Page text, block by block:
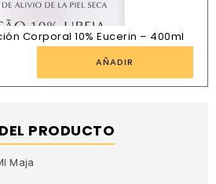
Corporal 10% Eucerin – 400ml
AÑADIR
PRODUCTO
Maja